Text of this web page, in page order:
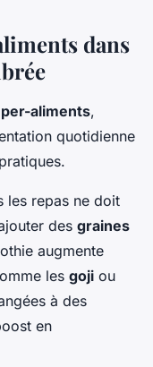
dans
aliments,
quotidienne
les repas ne doit
des graines
augmente
les goji ou
à des
en